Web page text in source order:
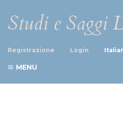
Studi e Saggi
Registrazione Login
MENU